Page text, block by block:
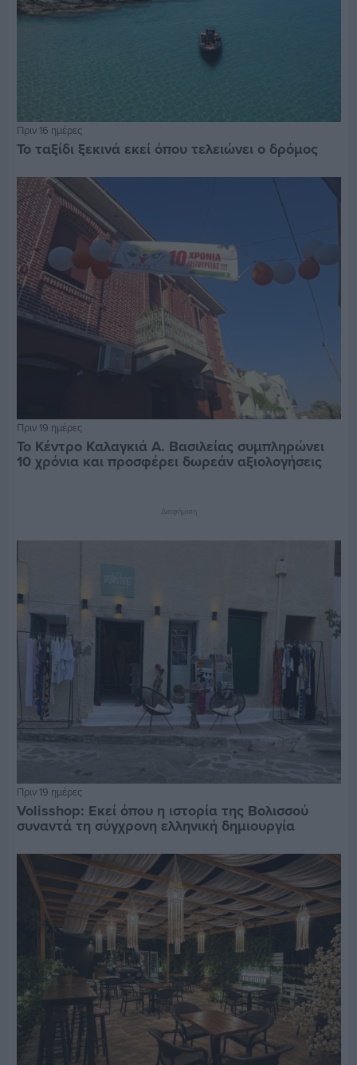
Πριν 16 ημέρες
Το ταξίδι ξεκινά εκεί όπου τελειώνει ο δρόμος
Πριν 19 ημέρες
Το Κέντρο Καλαγκιά Α. Βασιλείας συμπληρώνει
10 χρόνια και προσφέρει δωρεάν αξιολογήσεις
Διαφήμιση
Πριν 19 ημέρες
Volisshop: Εκεί όπου η ιστορία της Βολισσού
συναντά τη σύγχρονη ελληνική δημιουργία